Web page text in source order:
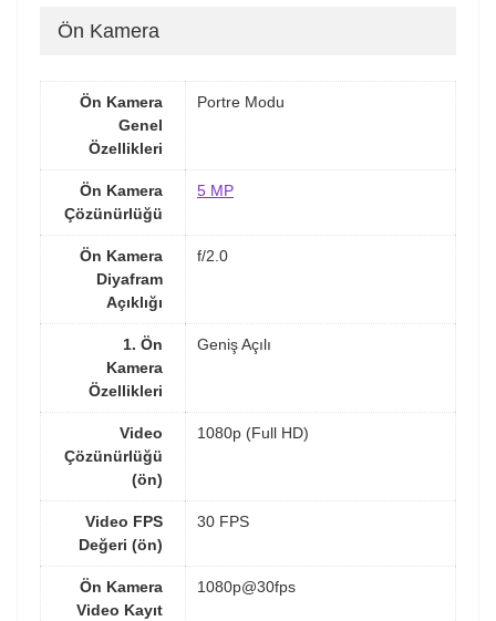
Ön Kamera
Ön Kamera
Genel
Özellikleri
Portre Modu
Ön Kamera
Çözünürlüğü
5 MP
Ön Kamera
Diyafram
Açıklığı
f/2.0
1. Ön
Kamera
Özellikleri
Geniş Açılı
Video
Çözünürlüğü
(ön)
1080p (Full HD)
Video FPS
Değeri (ön)
30 FPS
Ön Kamera
Video Kayıt
1080p@30fps